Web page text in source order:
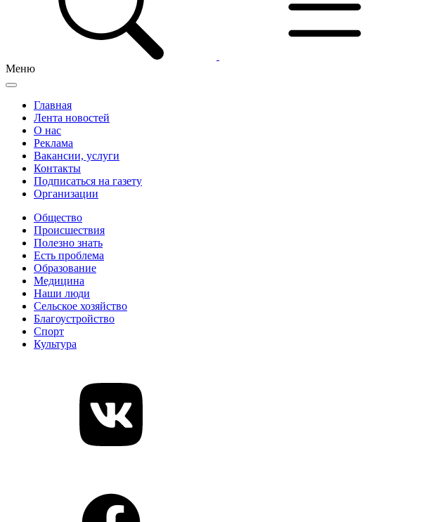
Меню
Главная
Лента новостей
О нас
Реклама
Вакансии, услуги
Контакты
Подписаться на газету
Организации
Общество
Происшествия
Полезно знать
Есть проблема
Образование
Медицина
Наши люди
Сельское хозяйство
Благоустройство
Спорт
Культура